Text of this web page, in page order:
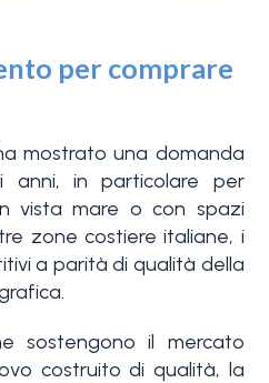
per comprare
mostrato una domanda
anni, in particolare per
vista mare o con spazi
zone costiere italiane, i
a parità di qualità della
sostengono il mercato
costruito di qualità, la